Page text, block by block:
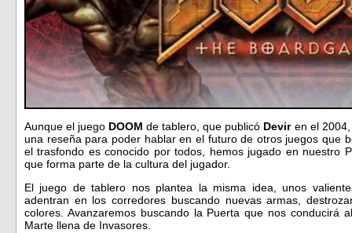
Aunque el juego DOOM de tablero, que publicó Deviren el 2004,
una reseña para poder hablar en el futuro de otros juegos que
el trasfondo es conocido por todos, hemos jugado en nuestro
que forma parte de la cultura del jugador.
El juego de tablero nos plantea la misma idea, unos
adentran en los corredores buscando nuevas armas,
colores. Avanzaremos buscando la Puerta que nos conducirá
Marte llena de Invasores.